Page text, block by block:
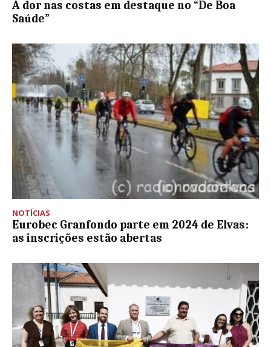
A dor nas costas em destaque no “De Boa
Saúde”
NOTÍCIAS
Eurobec Granfondo parte em 2024 de Elvas:
as inscrições estão abertas